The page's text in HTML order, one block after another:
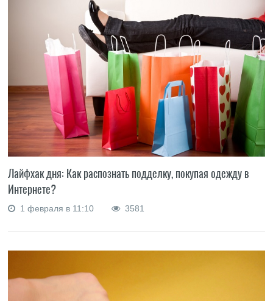
Лайфхак дня: Как распознать подделку, покупая одежду в
Интернете?
1 февраля в 11:10 3581